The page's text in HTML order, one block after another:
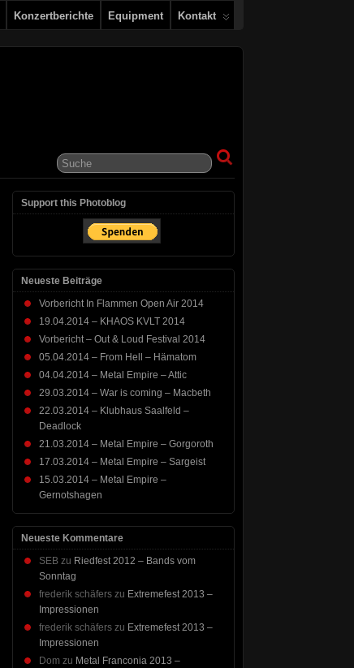
Konzertberichte Equipment Kontakt
Support this Photoblog
Neueste Beiträge
Vorbericht In Flammen Open Air 2014
19.04.2014 – KHAOS KVLT 2014
Vorbericht – Out & Loud Festival 2014
05.04.2014 – From Hell – Hämatom
04.04.2014 – Metal Empire – Attic
29.03.2014 – War is coming – Macbeth
22.03.2014 – Klubhaus Saalfeld –
Deadlock
21.03.2014 – Metal Empire – Gorgoroth
17.03.2014 – Metal Empire – Sargeist
15.03.2014 – Metal Empire –
Gernotshagen
Neueste Kommentare
SEB zu Riedfest 2012 – Bands vom
Sonntag
frederik schäfers zu Extremefest 2013 –
Impressionen
frederik schäfers zu Extremefest 2013 –
Impressionen
Dom zu Metal Franconia 2013 –